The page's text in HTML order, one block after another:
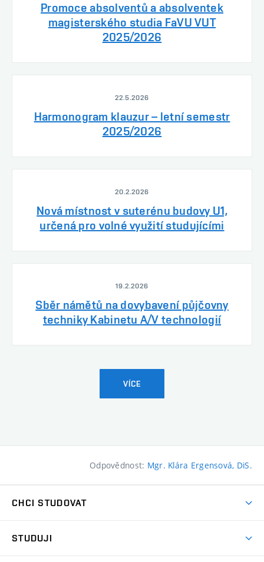
Promoce absolventů a absolventek
magisterského studia FaVU VUT
2025/2026
22.5.2026
Harmonogram klauzur – letní semestr
2025/2026
20.2.2026
Nová místnost v suterénu budovy U1,
určená pro volné využití studujícími
19.2.2026
Sběr námětů na dovybavení půjčovny
techniky Kabinetu A/V technologií
VÍCE
Odpovědnost: Mgr. Klára Ergensová, DiS.
CHCI STUDOVAT
STUDUJI